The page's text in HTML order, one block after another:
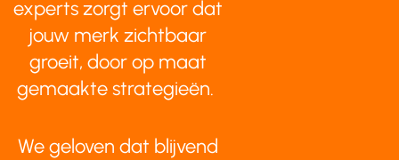
experts zorgt ervoor dat
jouw merk zichtbaar
groeit, door op maat
gemaakte strategieën.
We geloven dat blijvend